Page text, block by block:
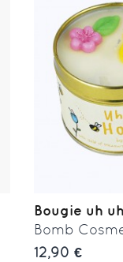
Bougie uh
Bomb
12,90 €